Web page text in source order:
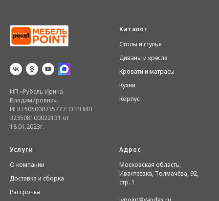
ИП «Рубель Ирина
Владимировна».
ИНН 505000735777. ОГРНИП
323508100022131 от
18.01.2023г.
Каталог
Столы и стулья
Диваны и кресла
Кровати и матрасы
Кухни
Корпус
Услуги
О компании
Доставка и сборка
Рассрочка
Адрес
Московская область,
Ивантеевка, Толмачёва, 92,
стр. 1